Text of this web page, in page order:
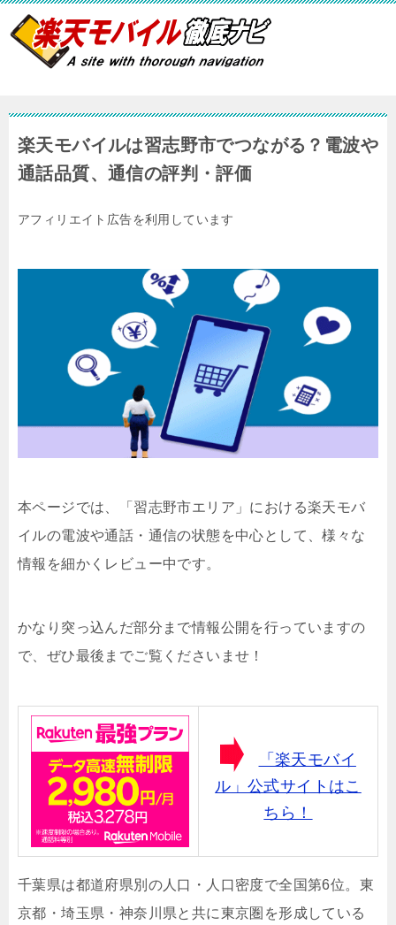
楽天モバイルは習志野市でつながる？電波や
通話品質、通信の評判・評価
アフィリエイト広告を利用しています
本ページでは、「習志野市エリア」における楽天モバ
イルの電波や通話・通信の状態を中心として、様々な
情報を細かくレビュー中です。
かなり突っ込んだ部分まで情報公開を行っていますの
で、ぜひ最後までご覧くださいませ！
「楽天モバイ
ル」公式サイトはこ
ちら！
千葉県は都道府県別の人口・人口密度で全国第6位。東
京都・埼玉県・神奈川県と共に東京圏を形成している